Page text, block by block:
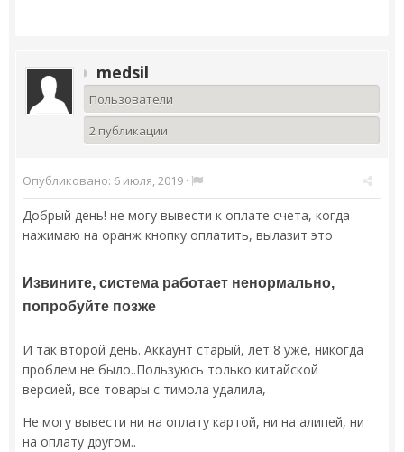
medsil
Пользователи
2 публикации
Опубликовано: 6 июля, 2019 ·
Добрый день! не могу вывести к оплате счета, когда
нажимаю на оранж кнопку оплатить, вылазит это
Извините, система работает ненормально,
попробуйте позже
И так второй день. Аккаунт старый, лет 8 уже, никогда
проблем не было..Пользуюсь только китайской
версией, все товары с тимола удалила,
Не могу вывести ни на оплату картой, ни на алипей, ни
на оплату другом..